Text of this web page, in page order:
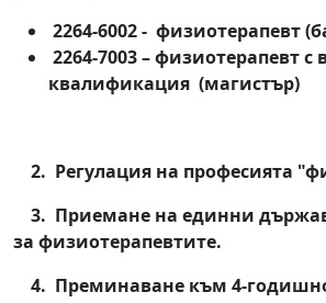
2264-6002 - физиотерапевт
2264-7003 – физиотерапевт с
квалификация (магистър)
2. Регулация на професията
3. Приемане на единни
за физиотерапевтите.
4. Преминаване към 4-